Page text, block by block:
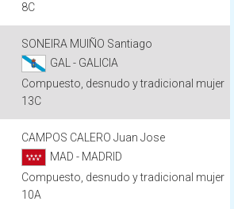
8C
SONEIRA MUIÑO Santiago
GAL - GALICIA
Compuesto, desnudo y tradicional mujer
13C
CAMPOS CALERO Juan Jose
MAD - MADRID
Compuesto, desnudo y tradicional mujer
10A